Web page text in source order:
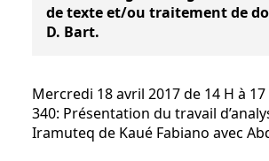
de texte et/ou traitement de
D. Bart.
Mercredi 18 avril 2017 de 14 H à 17
340: Présentation du travail
Iramuteq de Kaué Fabiano avec